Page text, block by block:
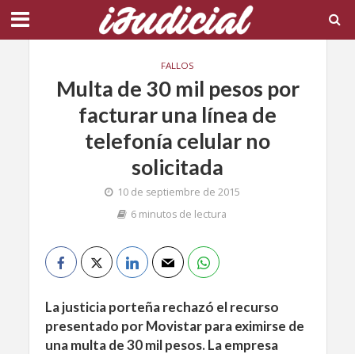
FALLOS
Multa de 30 mil pesos por
facturar una línea de
telefonía celular no
solicitada
10 de septiembre de 2015
6 minutos de lectura
La justicia porteña rechazó el recurso
presentado por Movistar para eximirse de
una multa de 30 mil pesos. La empresa